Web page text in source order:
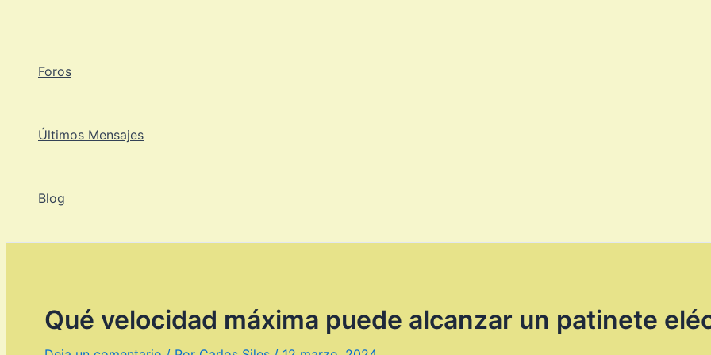
Foros
Últimos Mensajes
Blog
Qué velocidad máxima puede alcanzar un patinete